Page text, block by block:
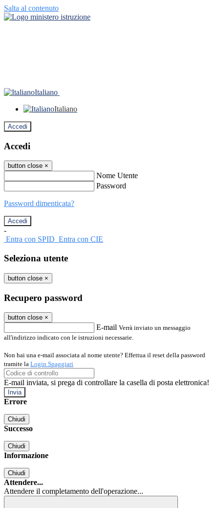
Salta al contenuto
Italiano
Italiano
Accedi
Accedi
button close ×
Nome Utente
Password
Password dimenticata?
-
Entra con SPID Entra con CIE
Seleziona utente
button close ×
Recupero password
button close ×
E-mail Verrà inviato un messaggio
all'indirizzo indicato con le istruzioni necessarie.
Non hai una e-mail associata al nome utente? Effettua il reset della password
tramite la Login Spaggiari
E-mail inviata, si prega di controllare la casella di posta elettronica!
Errore
Chiudi
Successo
Chiudi
Informazione
Chiudi
Attendere...
Attendere il completamento dell'operazione...